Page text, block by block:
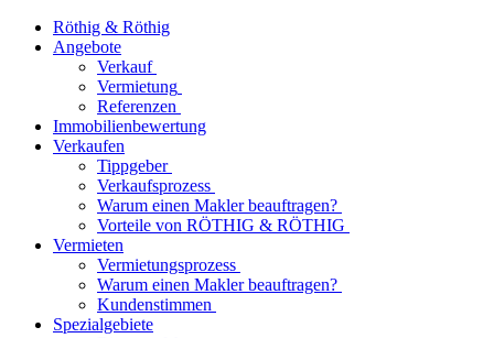
Röthig & Röthig
Angebote
Verkauf
Vermietung
Referenzen
Immobilienbewertung
Verkaufen
Tippgeber
Verkaufsprozess
Warum einen Makler beauftragen?
Vorteile von RÖTHIG & RÖTHIG
Vermieten
Vermietungsprozess
Warum einen Makler beauftragen?
Kundenstimmen
Spezialgebiete